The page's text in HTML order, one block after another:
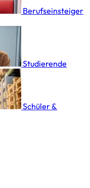
Berufseinsteiger
Studierende
Schüler &